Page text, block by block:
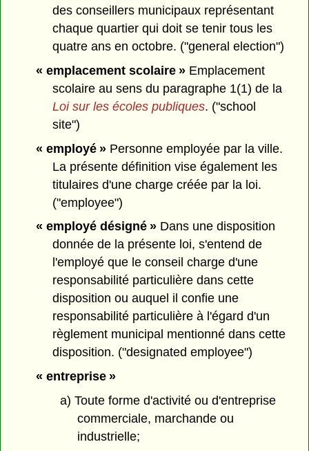
des conseillers municipaux représentant
chaque quartier qui doit se tenir tous les
quatre ans en octobre. ("general election")
« emplacement scolaire »Emplacement
scolaire au sens du paragraphe 1(1) de la
Loi sur les écoles publiques. ("school
site")
« employé »Personne employée par la ville.
La présente définition vise également les
titulaires d'une charge créée par la loi.
("employee")
« employé désigné »Dans une disposition
donnée de la présente loi, s'entend de
l'employé que le conseil charge d'une
responsabilité particulière dans cette
disposition ou auquel il confie une
responsabilité particulière à l'égard d'un
règlement municipal mentionné dans cette
disposition. ("designated employee")
« entreprise »
a) Toute forme d'activité ou d'entreprise
commerciale, marchande ou
industrielle;